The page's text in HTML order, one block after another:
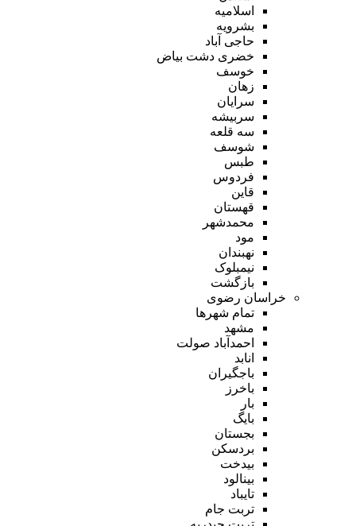
اسلامیه
بشرویه
حاجی آباد
خضری دشت بیاض
خوسف
زهان
سرایان
سربیشه
سه قلعه
شوسف
طبس
فردوس
قاین
قهستان
محمدشهر
مود
نهبندان
نیمبلوک
بازگشت
خراسان رضوی
تمام شهر‌ها
مشهد
احمدآباد صولت
انابد
باجگیران
باخرز
بار
بایگ
بجستان
بردسکن
بیدخت
بینالود
تایباد
تربت جام